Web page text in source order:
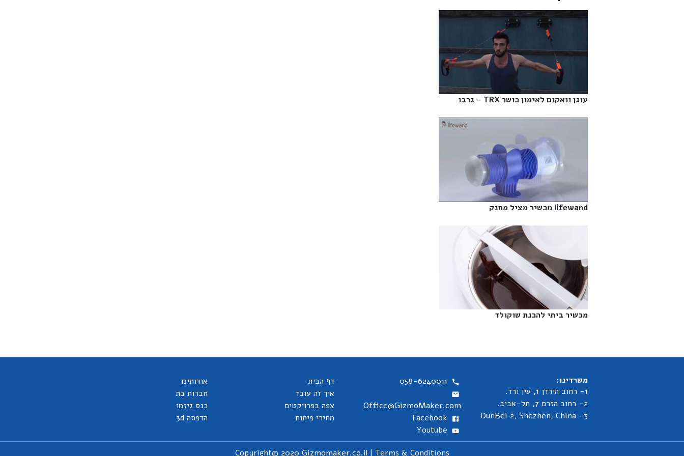
עוגן וואקום לאימון כושר TRX - גרבו‎
lifewand מכשיר מציל מחנק‎
מכשיר ביתי להכנת שוקולד‎
משרדינו:
1- רחוב הירדן 1, עין ורד.
2- רחוב הזרם 7, תל-אביב.
3- DunBei 2, Shezhen, China
058-6240011
Office@GizmoMaker.com
Facebook
Youtube
דף הבית
איך זה עובד
צפה בפרויקטים
מחירי פיתוח
אודותינו
חברות בת
כנס גיזמו
הדפסה 3d
Copyright© 2020 Gizmomaker.co.il | Terms & Conditions